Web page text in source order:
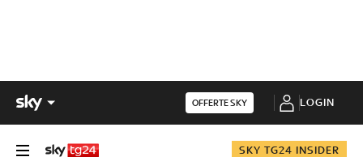
OFFERTE SKY LOGIN
SKY TG24 INSIDER